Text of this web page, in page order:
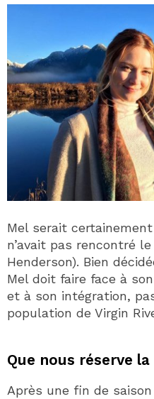
Mel serait
n’avait pas rencontré
Henderson). Bien
Mel doit faire face à
et à son intégration,
population de Virgin
Que nous réserve
Après une fin de